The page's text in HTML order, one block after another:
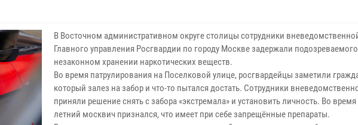
В Восточном административном округе столицы сотрудники
Главного управления Росгвардии по городу Москве задержали
незаконном хранении наркотических веществ.
Во время патрулирования на Поселковой улице, росгвардейцы заметили
который залез на забор и что-то пытался достать. Сотрудники
приняли решение снять с забора «экстремала» и установить личность. Во
летний москвич признался, что имеет при себе запрещённые препараты.